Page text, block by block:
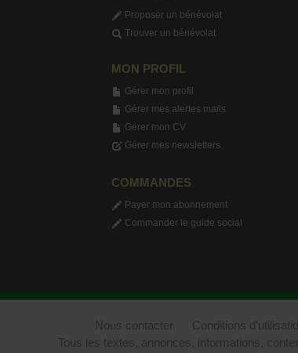
Proposer un bénévolat
Trouver un bénévolat
MON PROFIL
Gérer mon profil
Gérer mes alertes mails
Gérer mon CV
Gérer mes newsletters
COMMANDES
Payer mon abonnement
Commander le guide social
Nous contacter Conditions
Tous les textes, annonces, informations,